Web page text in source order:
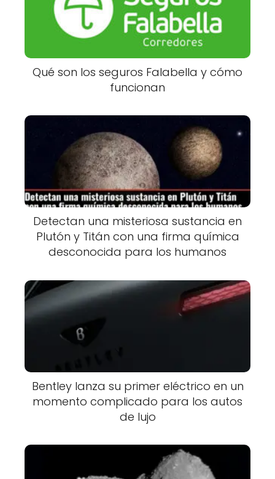
Qué son los seguros Falabella y cómo
funcionan
Detectan una misteriosa sustancia en
Plutón y Titán con una firma química
desconocida para los humanos
Bentley lanza su primer eléctrico en un
momento complicado para los autos
de lujo